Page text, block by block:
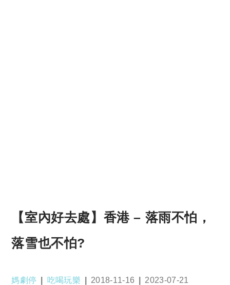
【室內好去處】香港 – 落雨不怕，
落雪也不怕?
Post
媽劇停
Post
吃喝玩樂
Post
2018-11-16
Post
2023-07-21